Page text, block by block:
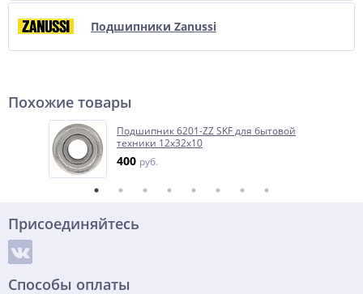
Подшипники Zanussi
Похожие товары
Подшипник 6201-ZZ SKF для бытовой
техники 12x32x10
400 руб.
Присоединяйтесь
Способы оплаты